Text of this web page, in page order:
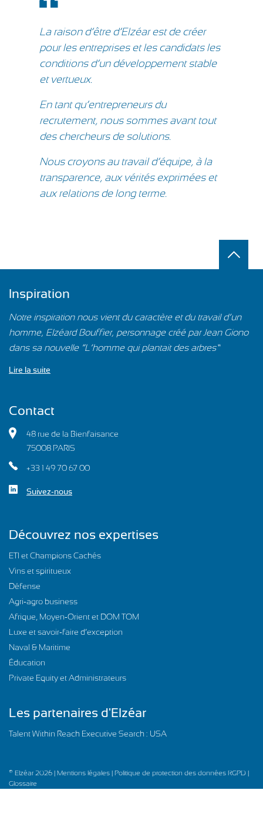
La raison d’être d’Elzéar est de créer
pour les entreprises et les candidats les
conditions d’un développement stable
et vertueux.
En tant qu’entrepreneurs du
recrutement, nous sommes avant tout
des chercheurs de solutions.
Nous croyons au travail d’équipe, à la
transparence, aux vérités exprimées et
aux relations de long terme.
Inspiration
Notre inspiration nous vient du caractère et du travail d’un
homme, Elzéard Bouffier, personnage créé par Jean Giono
dans sa nouvelle “L’homme qui plantait des arbres”…
Lire la suite
Contact
48 rue de la Bienfaisance
75008 PARIS
+33 1 49 70 67 00
Suivez-nous
Découvrez nos expertises
ETI et Champions Cachés
Vins et spiritueux
Défense
Agri-agro business
Afrique, Moyen-Orient et DOM TOM
Luxe et savoir-faire d’exception
Naval & Maritime
Éducation
Private Equity et Administrateurs
Les partenaires d'Elzéar
Talent Within Reach Executive Search : USA
© Elzéar 2026 | Mentions légales | Politique de protection des données RGPD |
Glossaire